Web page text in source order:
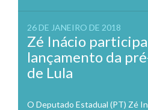
26 DE JANEIRO DE 2018
Zé Inácio
lançamento da
de Lula
O Deputado Estadual (PT) Zé